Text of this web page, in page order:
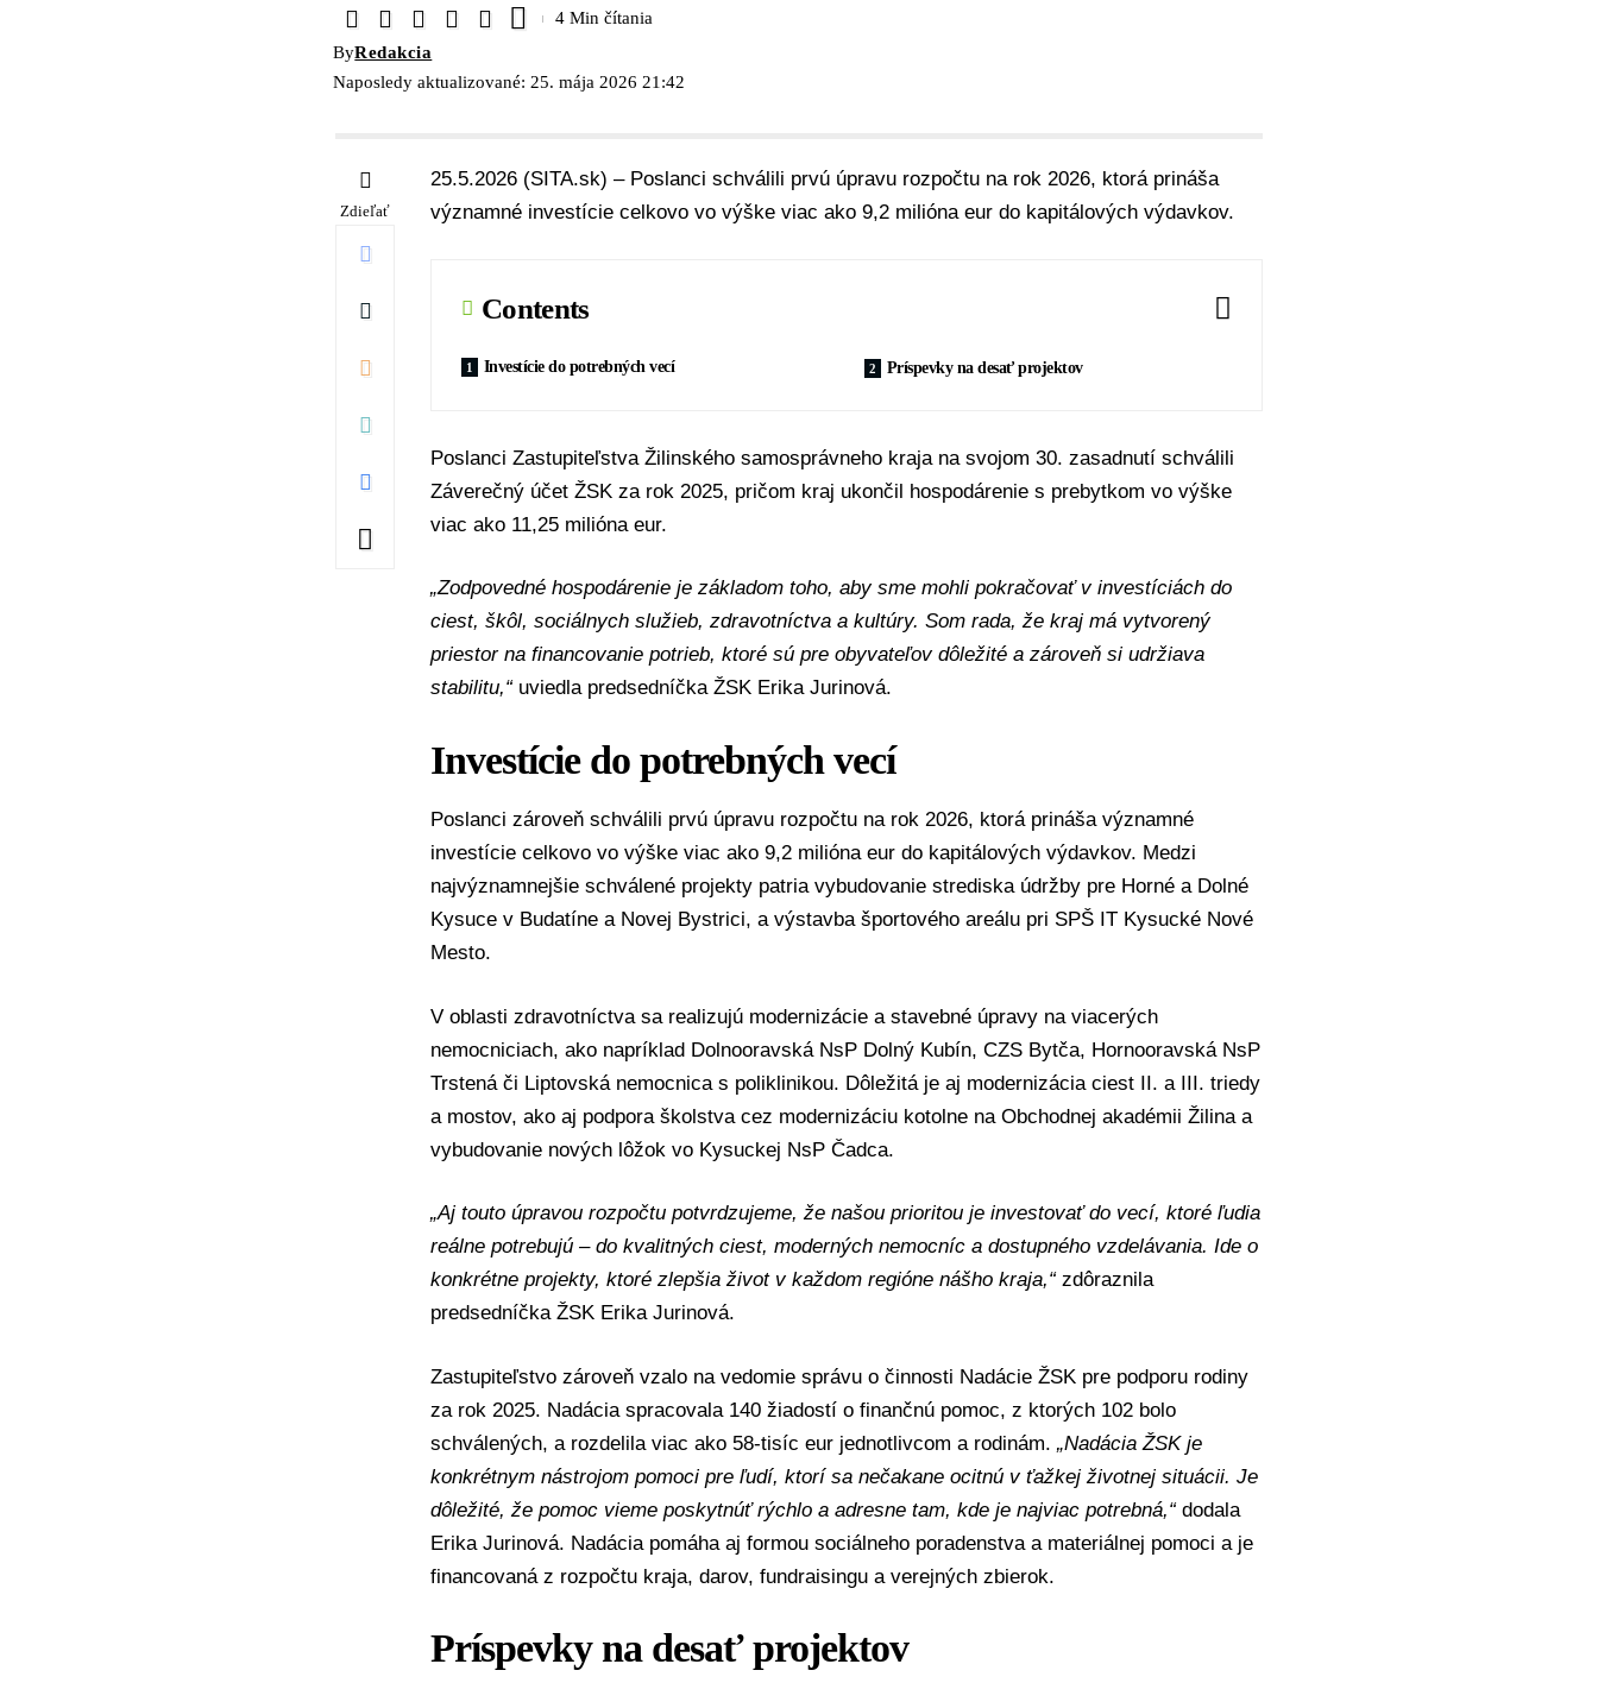
Naposledy aktualizované: 25. mája 2026 21:42
ByRedakcia
4 Min čítania
Zdieľať
25.5.2026 (SITA.sk) – Poslanci schválili prvú úpravu rozpočtu na rok 2026, ktorá prináša
významné investície celkovo vo výške viac ako 9,2 milióna eur do kapitálových výdavkov.
Contents
Investície do potrebných vecí Príspevky na desať projektov
Poslanci Zastupiteľstva Žilinského samosprávneho krajana svojom 30. zasadnutí schválili
Záverečný účet ŽSK za rok 2025, pričom kraj ukončil hospodárenie s prebytkom vo výške
viac ako 11,25 milióna eur.
„Zodpovedné hospodárenie je základom toho, aby sme mohli pokračovať v investíciách do
ciest, škôl, sociálnych služieb, zdravotníctva a kultúry. Som rada, že kraj má vytvorený
priestor na financovanie potrieb, ktoré sú pre obyvateľov dôležité a zároveň si udržiava
stabilitu,“uviedla predsedníčka ŽSK Erika Jurinová.
Investície do potrebných vecí
Poslanci zároveň schválili prvú úpravu rozpočtu na rok 2026, ktorá prináša významné
investície celkovo vo výške viac ako 9,2 milióna eur do kapitálových výdavkov. Medzi
najvýznamnejšie schválené projekty patria vybudovanie strediska údržby pre Horné a Dolné
Kysuce v Budatíne a Novej Bystrici, a výstavba športového areálu pri SPŠ IT Kysucké Nové
Mesto.
V oblasti zdravotníctva sa realizujú modernizácie a stavebné úpravy na viacerých
nemocniciach, ako napríklad Dolnooravská NsP Dolný Kubín, CZS Bytča, Hornooravská NsP
Trstená či Liptovská nemocnica s poliklinikou. Dôležitá je aj modernizácia ciest II. a III. triedy
a mostov, ako aj podpora školstva cez modernizáciu kotolne na Obchodnej akadémii Žilina a
vybudovanie nových lôžok vo Kysuckej NsP Čadca.
„Aj touto úpravou rozpočtu potvrdzujeme, že našou prioritou je investovať do vecí, ktoré ľudia
reálne potrebujú – do kvalitných ciest, moderných nemocníc a dostupného vzdelávania. Ide o
konkrétne projekty, ktoré zlepšia život v každom regióne nášho kraja,“zdôraznila
predsedníčka ŽSK Erika Jurinová.
Zastupiteľstvo zároveň vzalo na vedomie správu o činnosti Nadácie ŽSK pre podporu rodiny
za rok 2025. Nadácia spracovala 140 žiadostí o finančnú pomoc, z ktorých 102 bolo
schválených, a rozdelila viac ako 58-tisíc eur jednotlivcom a rodinám. „Nadácia ŽSK je
konkrétnym nástrojom pomoci pre ľudí, ktorí sa nečakane ocitnú v ťažkej životnej situácii. Je
dôležité, že pomoc vieme poskytnúť rýchlo a adresne tam, kde je najviac potrebná,“dodala
Erika Jurinová. Nadácia pomáha aj formou sociálneho poradenstva a materiálnej pomoci a je
financovaná z rozpočtu kraja, darov, fundraisingu a verejných zbierok.
Príspevky na desať projektov